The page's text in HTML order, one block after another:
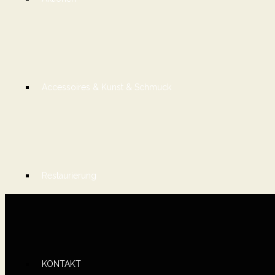
Accessoires & Kunst & Schmuck
Restaurierung
KONTAKT